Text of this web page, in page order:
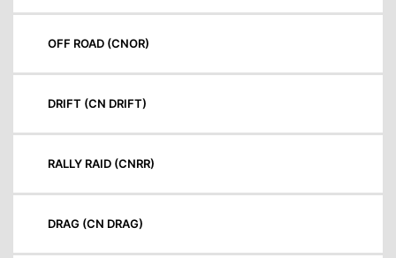
OFF ROAD (CNOR)
DRIFT (CN DRIFT)
RALLY RAID (CNRR)
DRAG (CN DRAG)